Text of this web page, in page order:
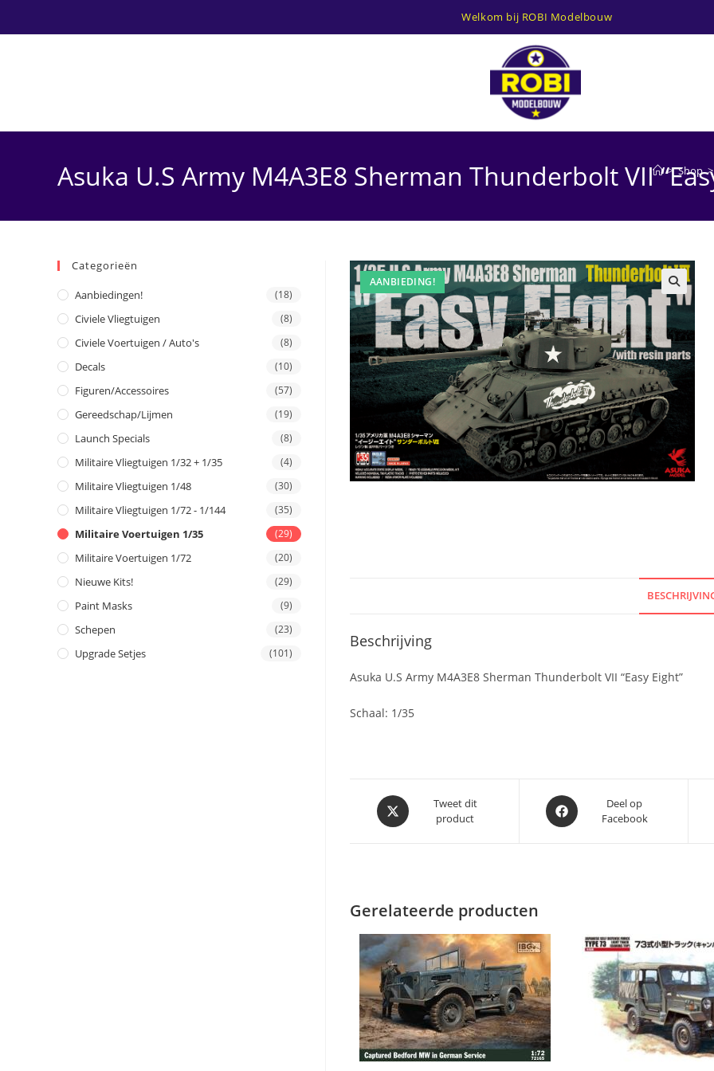
Welkom bij ROBI Modelbouw
Asuka U.S Army M4A3E8 Sherman Thunderbolt VII > Shop >
AANBIEDING!
Beschrijving
Asuka U.S Army M4A3E8 Sherman Thunderbolt VII “Easy Eight”
Schaal: 1/35
Opent
in
Tweet dit
product
Opent
in
Deel op
Facebook
Gerelateerde producten
Categorieën
Aanbiedingen! (18)
Civiele Vliegtuigen (8)
Civiele Voertuigen / Auto's (8)
Decals (10)
Figuren/Accessoires (57)
Gereedschap/Lijmen (19)
Launch Specials (8)
Militaire Vliegtuigen 1/32 + 1/35 (4)
Militaire Vliegtuigen 1/48 (30)
Militaire Vliegtuigen 1/72 - 1/144 (35)
Militaire Voertuigen 1/35 (29)
Militaire Voertuigen 1/72 (20)
Nieuwe Kits! (29)
Paint Masks (9)
Schepen (23)
Upgrade Setjes (101)